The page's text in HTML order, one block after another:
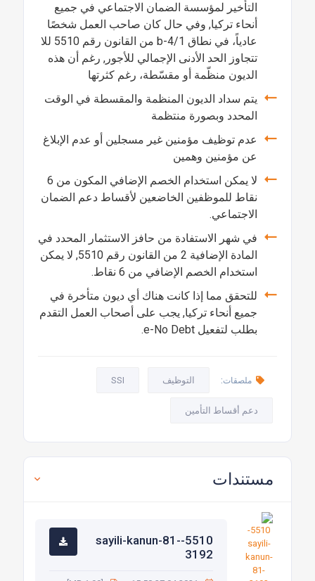
التأخير لمؤسسة الضمان الاجتماعي في جميع
أنحاء تركيا, وفي حال كان صاحب العمل شخصًا
عادياً، في نطاق 4/1-b من القانون رقم 5510 للا
تتجاوز الحد الأدنى الإجمالي للأجور, رغم أن هذه
الديون منظّمة أو مقسّطة، رغم كثرتها
يتم سداد الديون المنظمة والمقسطة في الوقت
المحدد وبصورة منتظمة
عدم توظيف مؤمنين غير مسجلين أو عدم الإبلاغ
عن مؤمنين وهمين
لا يمكن استخدام الخصم الإضافي المكون من 6
نقاط للموظفين الخاضعين لأقساط دعم الضمان
الاجتماعي.
في شهر الاستفادة من حافز الاستثمار المحدد في
المادة الإضافية 2 من القانون رقم 5510, لا يمكن
استخدام الخصم الإضافي من 6 نقاط.
للتحقق مما إذا كانت هناك أي ديون متأخرة في
جميع أنحاء تركيا, يجب على أصحاب العمل التقدم
بطلب لتفعيل e-No Debt.
ملصقات: التوظيف SSI
دعم أقساط التأمين
مستندات
5510-sayili-kanun-81-
3192